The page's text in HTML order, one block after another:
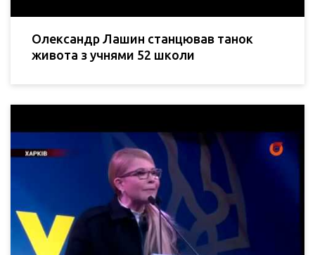
Олександр Лашин станцював танок
живота з учнями 52 школи